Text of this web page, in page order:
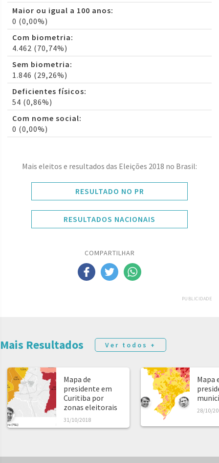
Maior ou igual a 100 anos:
0 (0,00%)
Com biometria:
4.462 (70,74%)
Sem biometria:
1.846 (29,26%)
Deficientes físicos:
54 (0,86%)
Com nome social:
0 (0,00%)
Mais eleitos e resultados das Eleições 2018 no Brasil:
RESULTADO NO PR
RESULTADOS NACIONAIS
COMPARTILHAR
PUBLICIDADE
Mais Resultados Ver todos +
Mapa de
presidente em
Curitiba por
zonas eleitorais
31/10/2018
Mapa
28/10/